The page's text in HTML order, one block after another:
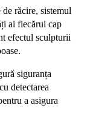
răcire, sistemul
ai fiecărui cap
efectul sculpturii
siguranța
detectarea
a asigura